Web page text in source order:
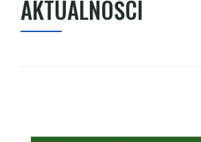
AKTUALNOŚCI